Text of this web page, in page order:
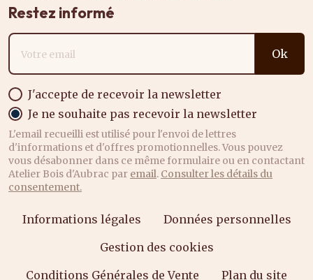
Restez informé
Adresse email
Ok
J'accepte de recevoir la newsletter
Je ne souhaite pas recevoir la newsletter
L'email recueilli est utilisé pour l'envoi de lettres
d'informations et d'offres promotionnelles. Vous pouvez
vous désabonner dans ce même formulaire ou en contactant
Atelier Bois d'Aubrac par email. Consulter les détails du
consentement.
Informations légales
Données personnelles
Gestion des cookies
Conditions Générales de Vente
Plan du site